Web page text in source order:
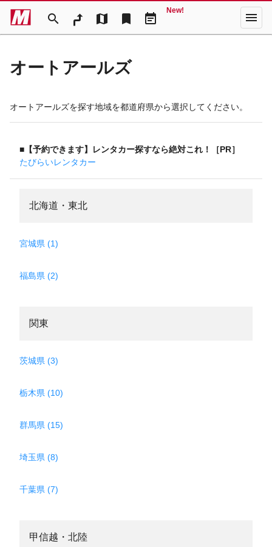
search map bookmark event_note
New! menu
オートアールズ
オートアールズを探す地域を都道府県から選択してください。
■【予約できます】レンタカー探すなら絶対これ！［PR］
たびらいレンタカー
北海道・東北
宮城県 (1)
福島県 (2)
関東
茨城県 (3)
栃木県 (10)
群馬県 (15)
埼玉県 (8)
千葉県 (7)
甲信越・北陸